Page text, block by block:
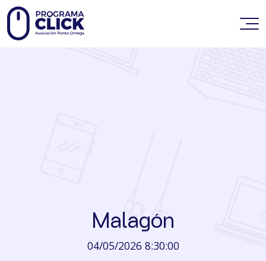
Malagón
04/05/2026 8:30:00